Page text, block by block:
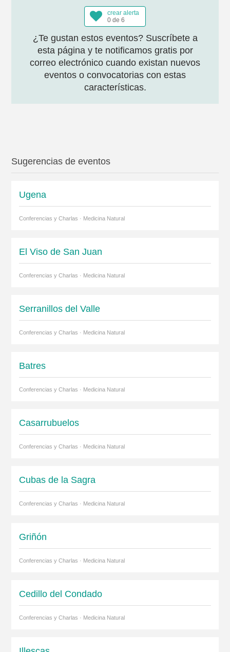
crear alerta
0 de 6
¿Te gustan estos eventos? Suscríbete a
esta página y te notificamos gratis por
correo electrónico cuando existan nuevos
eventos o convocatorias con estas
características.
Sugerencias de eventos
Ugena
Conferencias y Charlas · Medicina Natural
El Viso de San Juan
Conferencias y Charlas · Medicina Natural
Serranillos del Valle
Conferencias y Charlas · Medicina Natural
Batres
Conferencias y Charlas · Medicina Natural
Casarrubuelos
Conferencias y Charlas · Medicina Natural
Cubas de la Sagra
Conferencias y Charlas · Medicina Natural
Griñón
Conferencias y Charlas · Medicina Natural
Cedillo del Condado
Conferencias y Charlas · Medicina Natural